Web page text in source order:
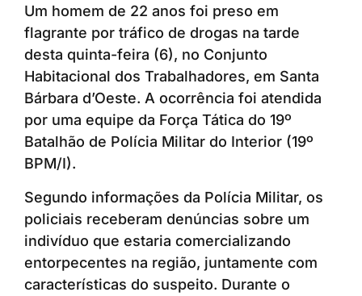
Um homem de 22 anos foi preso em
flagrante por tráfico de drogas na tarde
desta quinta-feira (6), no Conjunto
Habitacional dos Trabalhadores, em Santa
Bárbara d’Oeste. A ocorrência foi atendida
por uma equipe da Força Tática do 19º
Batalhão de Polícia Militar do Interior (19º
BPM/I).
Segundo informações da Polícia Militar, os
policiais receberam denúncias sobre um
indivíduo que estaria comercializando
entorpecentes na região, juntamente com
características do suspeito. Durante o